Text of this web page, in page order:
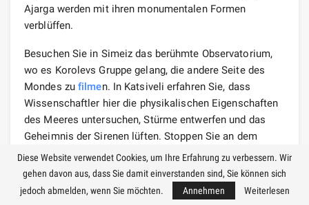
Ajarga werden mit ihren monumentalen Formen
verblüffen.
Besuchen Sie in Simeiz das berühmte Observatorium,
wo es Korolevs Gruppe gelang, die andere Seite des
Mondes zu filmen. In Katsiveli erfahren Sie, dass
Wissenschaftler hier die physikalischen Eigenschaften
des Meeres untersuchen, Stürme entwerfen und das
Geheimnis der Sirenen lüften. Stoppen Sie an dem
romantischen Ort, an dem Amphibian Man gedreht
wurde.
Sie sehen die luxuriösen Weinberge von Zolotaya Balka,
Diese Website verwendet Cookies, um Ihre Erfahrung zu verbessern. Wir
gehen davon aus, dass Sie damit einverstanden sind, Sie können sich
jedoch abmelden, wenn Sie möchten.
Annehmen Weiterlesen